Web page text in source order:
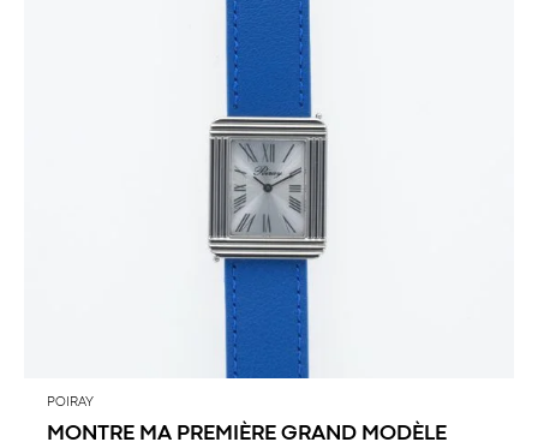
POIRAY
MONTRE MA PREMIÈRE GRAND MODÈLE